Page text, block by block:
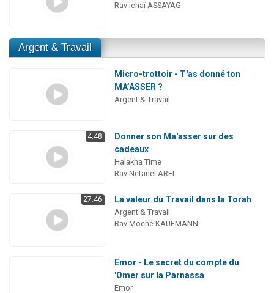
Rav Ichaï ASSAYAG
Argent & Travail
Micro-trottoir - T'as donné ton
MA’ASSER ?
Argent & Travail
4:48
Donner son Ma'asser sur des
cadeaux
Halakha Time
Rav Netanel ARFI
27:46 La valeur du Travail dans la Torah
Argent & Travail
Rav Moché KAUFMANN
Emor - Le secret du compte du
'Omer sur la Parnassa
Emor